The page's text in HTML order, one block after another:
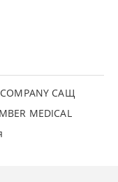
COMPANY САЩ
MEDICAL